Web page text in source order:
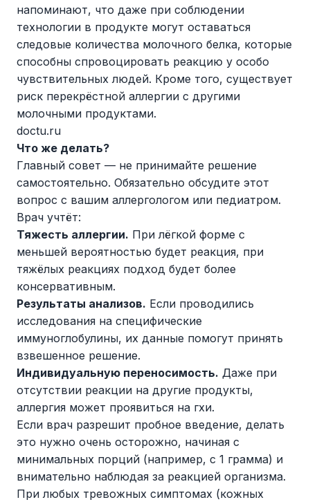
напоминают, что даже при соблюдении
технологии в продукте могут оставаться
следовые количества молочного белка, которые
способны спровоцировать реакцию у особо
чувствительных людей. Кроме того, существует
риск перекрёстной аллергии с другими
молочными продуктами.
doctu.ru
Что же делать?
Главный совет — не принимайте решение
самостоятельно. Обязательно обсудите этот
вопрос с вашим аллергологом или педиатром.
Врач учтёт:
Тяжесть аллергии. При лёгкой форме с
меньшей вероятностью будет реакция, при
тяжёлых реакциях подход будет более
консервативным.
Результаты анализов. Если проводились
исследования на специфические
иммуноглобулины, их данные помогут принять
взвешенное решение.
Индивидуальную переносимость. Даже при
отсутствии реакции на другие продукты,
аллергия может проявиться на гхи.
Если врач разрешит пробное введение, делать
это нужно очень осторожно, начиная с
минимальных порций (например, с 1 грамма) и
внимательно наблюдая за реакцией организма.
При любых тревожных симптомах (кожных